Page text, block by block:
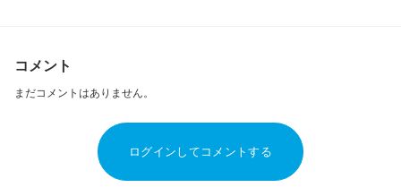
コメント
まだコメントはありません。
ログインしてコメントする